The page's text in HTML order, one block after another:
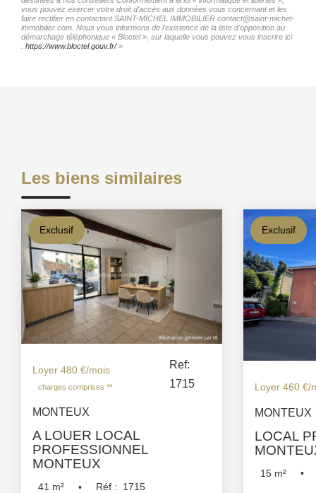
vous pouvez exercer votre droit d'accès aux données vous concernant et les
faire rectifier en contactant SAINT-MICHEL IMMOBILIER contact@saint-michel-
immobilier.com. Nous vous informons de l'existence de la liste d'opposition au
démarchage téléphonique « Bloctel », sur laquelle vous pouvez vous inscrire ici
: https://www.bloctel.gouv.fr/»
Les biens similaires
Exclusif
Loyer 480 €/mois
charges comprises **
Ref:
1715
MONTEUX
A LOUER LOCAL
PROFESSIONNEL
MONTEUX
41 m² Réf : 1715
Exclusif
Loyer 460 €/
MONTEUX
LOCAL
15 m²